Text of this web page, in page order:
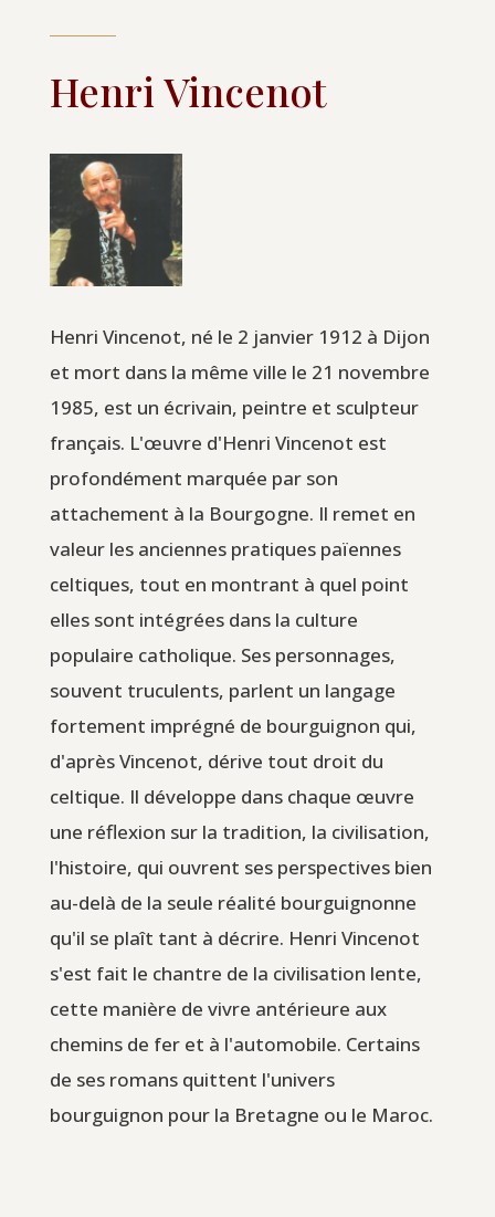
Henri Vincenot
Henri Vincenot, né le 2 janvier 1912 à Dijon
et mort dans la même ville le 21 novembre
1985, est un écrivain, peintre et sculpteur
français. L'œuvre d'Henri Vincenot est
profondément marquée par son
attachement à la Bourgogne. Il remet en
valeur les anciennes pratiques païennes
celtiques, tout en montrant à quel point
elles sont intégrées dans la culture
populaire catholique. Ses personnages,
souvent truculents, parlent un langage
fortement imprégné de bourguignon qui,
d'après Vincenot, dérive tout droit du
celtique. Il développe dans chaque œuvre
une réflexion sur la tradition, la civilisation,
l'histoire, qui ouvrent ses perspectives bien
au-delà de la seule réalité bourguignonne
qu'il se plaît tant à décrire. Henri Vincenot
s'est fait le chantre de la civilisation lente,
cette manière de vivre antérieure aux
chemins de fer et à l'automobile. Certains
de ses romans quittent l'univers
bourguignon pour la Bretagne ou le Maroc.